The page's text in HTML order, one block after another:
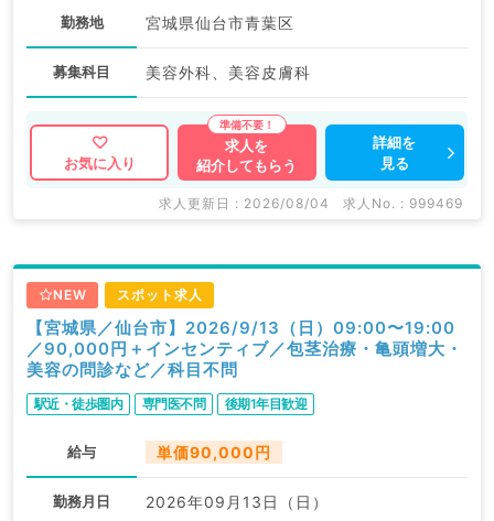
勤務地 宮城県仙台市青葉区
募集科目 美容外科、美容皮膚科
お気に入り
求人を
紹介してもらう
詳細を
見る
求人更新日 : 2026/08/04 求人No. : 999469
NEW スポット求人
【宮城県／仙台市】2026/9/13（日）09:00〜19:00
／90,000円＋インセンティブ／包茎治療・亀頭増大・
美容の問診など／科目不問
駅近・徒歩圏内 専門医不問 後期1年目歓迎
給与 単価90,000円
勤務月日 2026年09月13日（日）